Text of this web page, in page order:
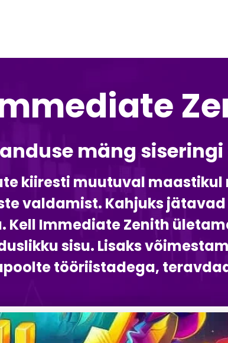
mäng
kiiresti muutuval
valdamist. Kahjuks
Kell Immediate Zenith
sisu. Lisaks
tööriistadega,